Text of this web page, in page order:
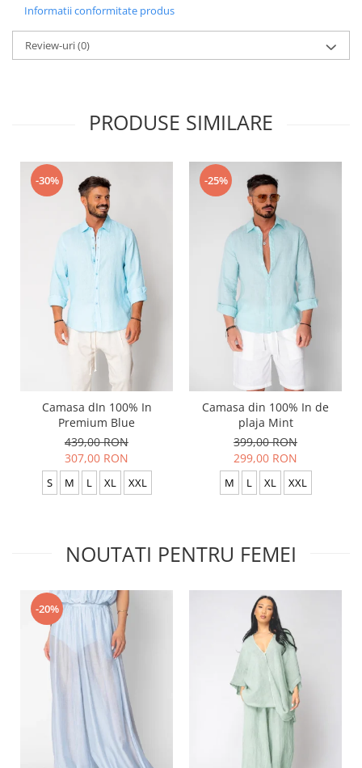
Informatii conformitate produs
Review-uri(0)
PRODUSE SIMILARE
-30%
Camasa dIn 100% In
Premium Blue
439,00 RON
307,00 RON
S M L XL XXL
-25%
Camasa din 100% In de
plaja Mint
399,00 RON
299,00 RON
M L XL XXL
NOUTATI PENTRU FEMEI
-20%